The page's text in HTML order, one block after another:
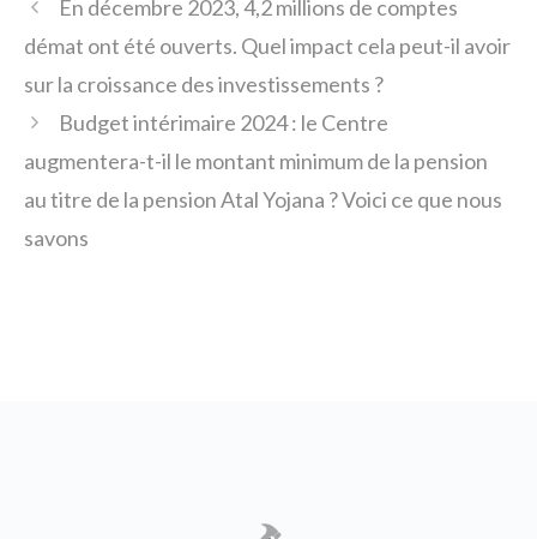
En décembre 2023, 4,2 millions de comptes
démat ont été ouverts. Quel impact cela peut-il avoir
sur la croissance des investissements ?
Budget intérimaire 2024 : le Centre
augmentera-t-il le montant minimum de la pension
au titre de la pension Atal Yojana ? Voici ce que nous
savons